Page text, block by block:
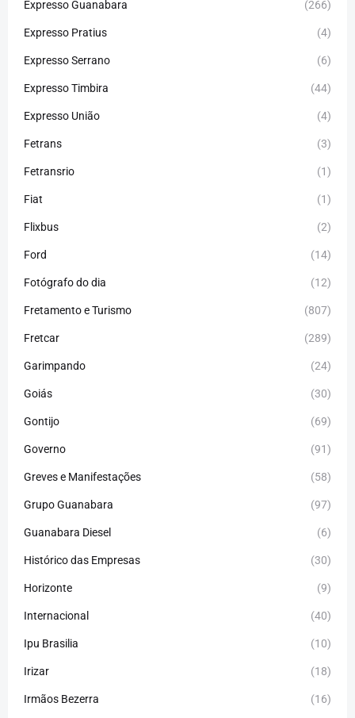
Expresso Guanabara (266)
Expresso Pratius (4)
Expresso Serrano (6)
Expresso Timbira (44)
Expresso União (4)
Fetrans (3)
Fetransrio (1)
Fiat (1)
Flixbus (2)
Ford (14)
Fotógrafo do dia (12)
Fretamento e Turismo (807)
Fretcar (289)
Garimpando (24)
Goiás (30)
Gontijo (69)
Governo (91)
Greves e Manifestações (58)
Grupo Guanabara (97)
Guanabara Diesel (6)
Histórico das Empresas (30)
Horizonte (9)
Internacional (40)
Ipu Brasilia (10)
Irizar (18)
Irmãos Bezerra (16)